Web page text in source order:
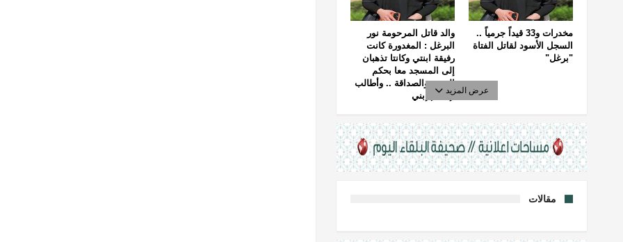
والد قاتل المرحومة نور
البرغل : المغدورة كانت
رفيقة ابنتي وكانتا تذهبان
إلى المسجد معا بحكم
الجيرة والصداقة .. وأطالب
بإعدام إبني
مخدرات و33 قيداً جرمياً ..
السجل الأسود لقاتل الفتاة
"برغل"
عرض المزيد
مقالات